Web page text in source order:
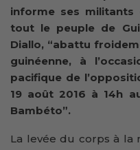
informe ses militants
tout le peuple de
Diallo, “abattu
guinéenne, à
pacifique de
19 août 2016 à 14h
Bambéto”.
La levée du corps à la